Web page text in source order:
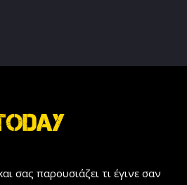
σας παρουσιάζει τι έγινε σαν